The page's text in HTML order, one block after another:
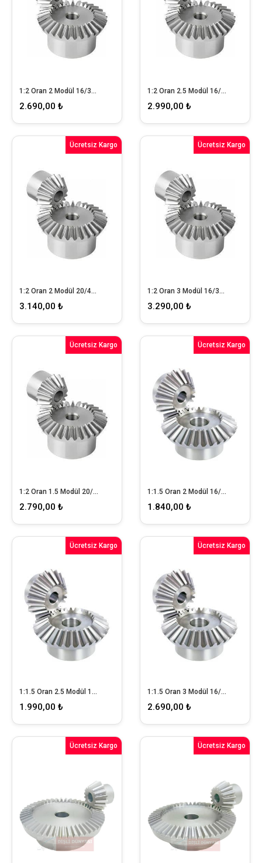
1:2 Oran 2 Modül 16/32 Konik Dişli Takımı
2.690,00 ₺
1:2 Oran 2.5 Modül 16/32 Konik Dişli Takımı
2.990,00 ₺
1:2 Oran 2 Modül 20/40 Konik Dişli Takımı
3.140,00 ₺
Ücretsiz Kargo
1:2 Oran 3 Modül 16/32 Konik Dişli Takımı
3.290,00 ₺
Ücretsiz Kargo
1:2 Oran 1.5 Modül 20/40 Konik Dişli Takımı
2.790,00 ₺
Ücretsiz Kargo
1:1.5 Oran 2 Modül 16/24 Konik Dişli Takımı
1.840,00 ₺
Ücretsiz Kargo
1:1.5 Oran 2.5 Modül 16/24 Konik Dişli Takımı
1.990,00 ₺
Ücretsiz Kargo
1:1.5 Oran 3 Modül 16/24 Konik Dişli Takımı
2.690,00 ₺
Ücretsiz Kargo
Ücretsiz Kargo Ücretsiz Kargo